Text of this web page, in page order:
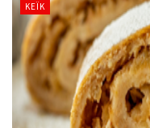
ΚΈΙΚ